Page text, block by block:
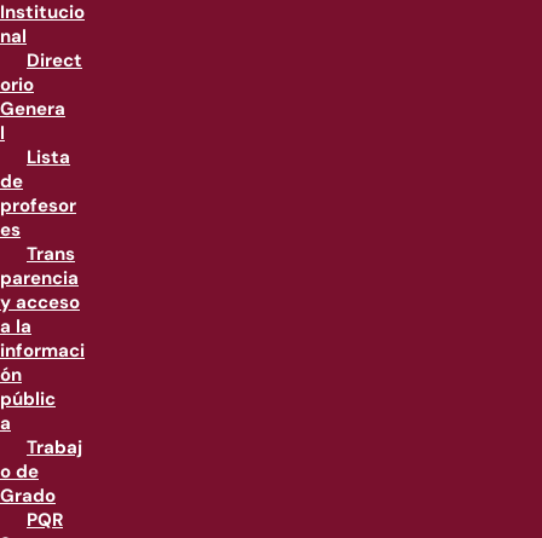
Institucio
nal
Direct
orio
Genera
l
Lista
de
profesor
es
Trans
parencia
y acceso
a la
informaci
ón
públic
a
Trabaj
o de
Grado
PQR